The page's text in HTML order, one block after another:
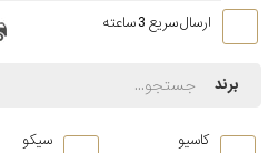
ارسال سریع 3 ساعته
برند
کاسیو سیکو